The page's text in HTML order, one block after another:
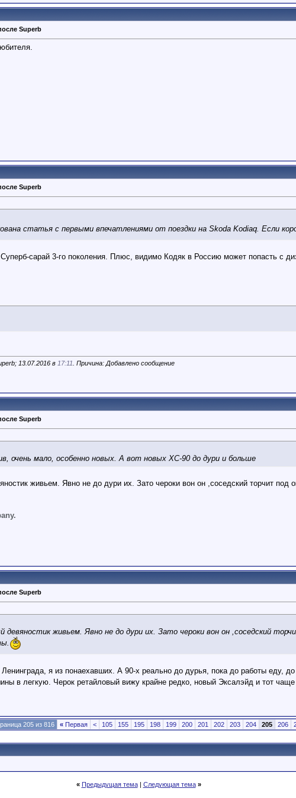
Superb
Superb
статья с первыми впечатлениями от поездки на Skoda Kodiaq. Если
сарай 3-го поколения. Плюс, видимо Кодяк в Россию может попасть с
13.07.2016 в 17:11 . Причина: Добавлено сообщение
Superb
очень мало, особенно новых. А вот новых ХС-90 до дури и больше
живьем. Явно не до дури их. Зато чероки вон он ,соседский торчит
Superb
девяностик живьем. Явно не до дури их. Зато чероки вон он ,соседский
я из понаехавших. А 90-х реально до дурья, пока до работы еду,
в легкую. Черок ретайловый вижу крайне редко, новый Эксалэйд и тот чаще
205 из 816 « Первая < 105 155 195 198 199 200 201 202 203 204 205 206
« Предыдущая тема| Следующая тема »